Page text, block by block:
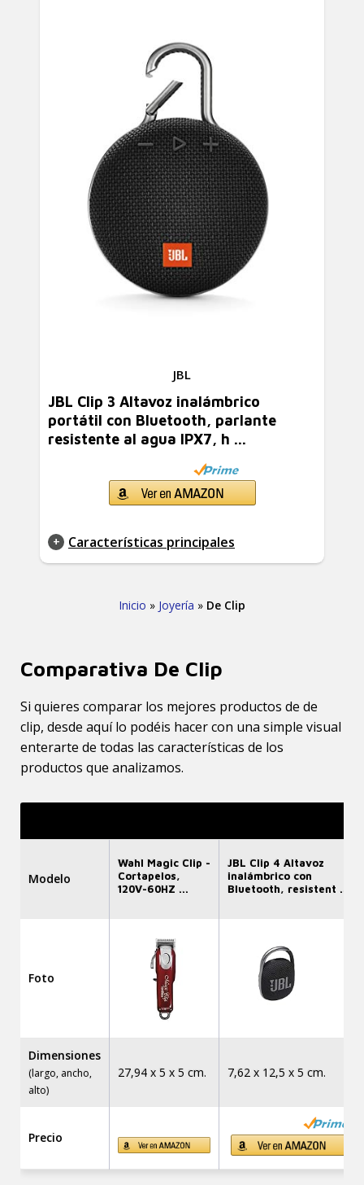
JBL
JBL Clip 3 Altavoz inalámbrico
portátil con Bluetooth, parlante
resistente al agua IPX7, h ...
Características principales
Inicio » Joyería » De Clip
Comparativa De Clip
Si quieres comparar los mejores productos de de
clip, desde aquí lo podéis hacer con una simple visual
enterarte de todas las características de los
productos que analizamos.
Modelo
Wahl Magic Clip -
Cortapelos,
120V-60HZ ...
JBL Clip 4 Altavoz
inalámbrico con
Bluetooth, resistent ...
Foto
Dimensiones
(largo, ancho,
alto)
27,94 x 5 x 5 cm. 7,62 x 12,5 x 5 cm.
Precio